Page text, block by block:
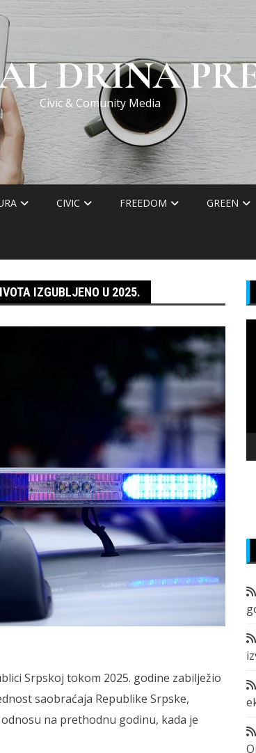
DRINA
Civic & Comunity Media
CIVIC FREEDOM GREEN
IZGUBLJENO U 2025.
Srpskoj tokom 2025. godine zabilježio
saobraćaja Republike Srpske,
na prethodnu godinu, kada je